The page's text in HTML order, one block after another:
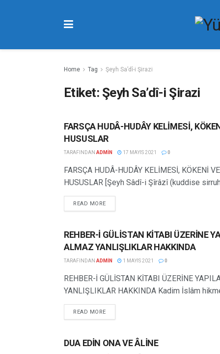
Home Tag Şeyh Sa’dî-i Şirazi
Etiket: Şeyh Sa’dî-i Şirazi
MEDENIYET YAZILARI
FARSÇA HUDÂ-HUDÂY KELİMESİ,
HUSUSLAR
TARAFINDAN ADMIN 17 MAYIS 2021 0
FARSÇA HUDÂ-HUDÂY KELİMESİ, KÖKENİ
HUSUSLAR [Şeyh Sâdî-i Şîrâzî (kuddise
READ MORE
EDEBIYAT YAZILARI
REHBER-İ GÜLİSTAN KİTABI ÜZERİNE
ALMAZ YANLIŞLIKLAR HAKKINDA
TARAFINDAN ADMIN 1 MAYIS 2021 0
REHBER-İ GÜLİSTAN KİTABI ÜZERİNE
YANLIŞLIKLAR HAKKINDA Kadim İslâm
READ MORE
ŞIIR TERCÜMELERI
DUA EDİN ONA VE ÂLİNE